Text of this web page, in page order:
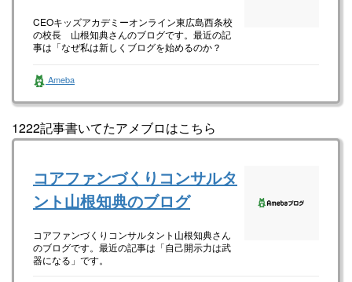
CEOキッズアカデミーオンライン東広島西条校
の校長 山根知典さんのブログです。最近の記
事は「なぜ私は新しくブログを始めるのか？
Ameba
1222記事書いてたアメブロはこちら
コアファンづくりコンサルタ
ント山根知典のブログ
コアファンづくりコンサルタント山根知典さん
のブログです。最近の記事は「自己開示力は武
器になる」です。